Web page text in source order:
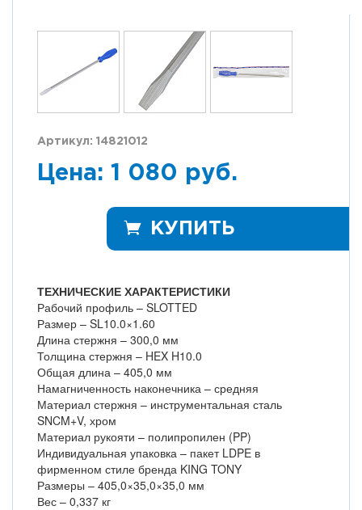
Артикул: 14821012
Цена: 1 080 руб.
КУПИТЬ
ТЕХНИЧЕСКИЕ ХАРАКТЕРИСТИКИ
Рабочий профиль – SLOTTED
Размер – SL10.0×1.60
Длина стержня – 300,0 мм
Толщина стержня – HEX H10.0
Общая длина – 405,0 мм
Намагниченность наконечника – средняя
Материал стержня – инструментальная сталь
SNCM+V, хром
Материал рукояти – полипропилен (PP)
Индивидуальная упаковка – пакет LDPE в
фирменном стиле бренда KING TONY
Размеры – 405,0×35,0×35,0 мм
Вес – 0,337 кг